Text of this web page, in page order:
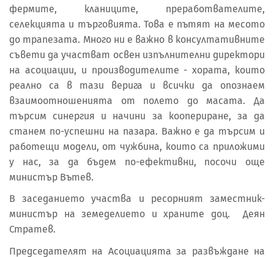
фермите, кланиците, преработвателите,
селекцията и търговията. Това е пътят на месото
до трапезата. Много ни е важно в консултативните
съвети да участват освен изпълнителни директори
на асоциации, и производителите - хората, които
реално са в тази верига и всички да опознаем
взаимоотношенията от полето до масата. Да
търсим синергия и начини за коопериране, за да
станем по-успешни на пазара. Важно е да търсим и
работещи модели, от чужбина, които са приложими
у нас, за да бъдем по-ефективни, посочи още
министър Вътев.
В заседанието участва и ресорният заместник-
министър на земеделието и храните доц. Деян
Стратев.
Председателят на Асоциацията за развъждане на